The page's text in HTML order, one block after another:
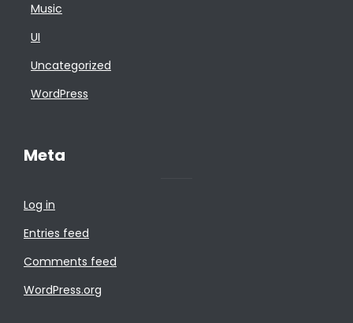
Music
UI
Uncategorized
WordPress
Meta
Log in
Entries feed
Comments feed
WordPress.org